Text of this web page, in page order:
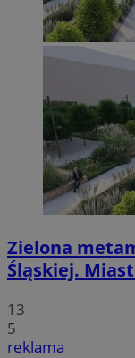
Zielona
Śląskiej.
13
5
reklama